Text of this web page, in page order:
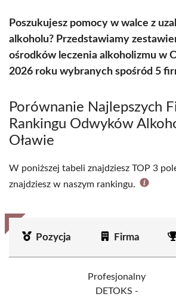
Poszukujesz pomocy w walce z
alkoholu? Przedstawiamy
ośrodków leczenia alkoholizmu w
2026 roku wybranych spośród 5
Porównanie Najlepszych
Rankingu Odwyków
Oławie
W poniższej tabeli znajdziesz TOP 3
znajdziesz w naszym rankingu.
Pozycja Firma
Profesjonalny
DETOKS -